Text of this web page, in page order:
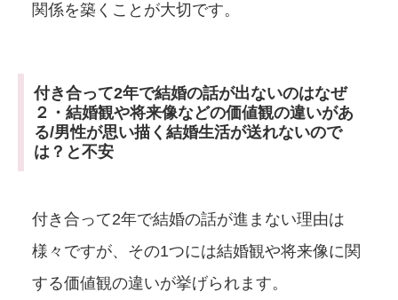
関係を築くことが大切です。
付き合って2年で結婚の話が出ないのはなぜ
２・結婚観や将来像などの価値観の違いがあ
る/男性が思い描く結婚生活が送れないので
は？と不安
付き合って2年で結婚の話が進まない理由は
様々ですが、その1つには結婚観や将来像に関
する価値観の違いが挙げられます。